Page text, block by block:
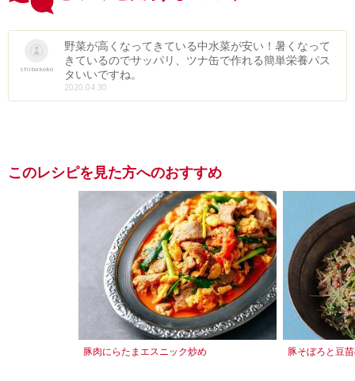
shibakoko
野菜が高くなってきている中水菜が安い！暑くなって
きているのでサッパリ、ツナ缶で作れる簡単栄養パス
タいいですね。
2020.04.30
このレシピを見た方へのおすすめ
豚肉にらたまエスニック炒め 豚そぼろと豆